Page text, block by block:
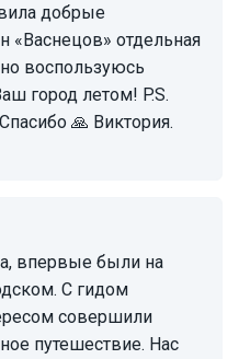
добрые
«Васнецов» отдельная
воспользуюсь
город летом! P.S.
🙏 Виктория.
С гидом
совершили
путешествие. Нас